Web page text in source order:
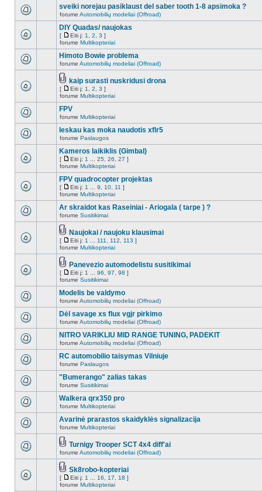
sveiki norejau pasiklaust del saber tooth 1-8 apsimoka ?
forume Automobilių modeliai (Offroad)
DIY Quadas/ naujokas
[ Eiti į: 1 2 3 ]
forume Multikopteriai
Himoto Bowie problema
forume Automobilių modeliai (Offroad)
kaip surasti nuskridusi drona
[ Eiti į: 1 2 3 ]
forume Multikopteriai
FPV
forume Multikopteriai
Ieskau kas moka naudotis xflr5
forume Paslaugos
Kameros laikiklis (Gimbal)
[ Eiti į: 1 25 26 27 ]
forume Multikopteriai
FPV quadrocopter projektas
[ Eiti į: 1 9 10 11 ]
forume Multikopteriai
Ar skraidot kas Raseiniai - Ariogala ( tarpe ) ?
forume Susitikimai
Naujokai / naujoku klausimai
[ Eiti į: 1 111 112 113 ]
forume Multikopteriai
Panevezio automodelistu susitikimai
[ Eiti į: 1 96 97 98 ]
forume Susitikimai
Modelis be valdymo
forume Automobilių modeliai (Offroad)
Dėl savage xs flux vgjr pirkimo
forume Automobilių modeliai (Offroad)
NITRO VARIKLIU MID RANGE TUNING, PADEKIT
forume Automobilių modeliai (Offroad)
RC automobilio taisymas Vilniuje
forume Paslaugos
"Bumerango" zalias takas
forume Susitikimai
Walkera qrx350 pro
forume Multikopteriai
Avarinė prarastos skaidyklės signalizacija
forume Multikopteriai
Turnigy Trooper SCT 4x4 diff'ai
forume Automobilių modeliai (Offroad)
Sk8robo-kopteriai
[ Eiti į: 1 16 17 18 ]
forume Multikopteriai